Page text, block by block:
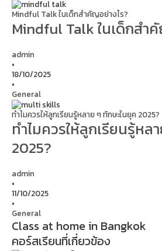
Mindful Talk ในเด็กสำคัญอย่างไร?
Mindful Talk ในเด็กสำ
admin
•
18/10/2025
•
General
ทำไมควรให้ลูกเรียนรู้หลาย ๆ ทักษะในยุค 2025?
ทำไมควรให้ลูกเรียนรู้หล
2025?
admin
•
11/10/2025
•
General
Class at home in Bangkok
คอร์สเรียนที่เกี่ยวข้อง